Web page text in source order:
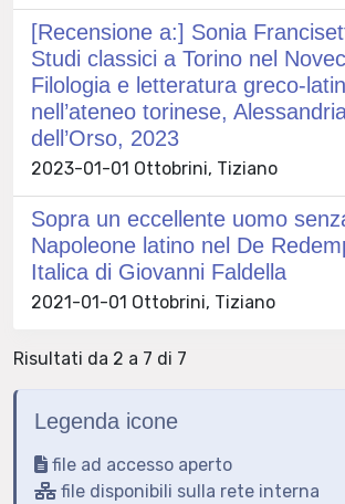
[Recensione a:] Sonia
Studi classici a Torino nel
Filologia e letteratura greco-
nell’ateneo torinese,
dell’Orso, 2023
2023-01-01 Ottobrini, Tiziano
Sopra un eccellente uomo
Napoleone latino nel De
Italica di Giovanni Faldella
2021-01-01 Ottobrini, Tiziano
Risultati da 2 a 7 di 7
Legenda icone
file ad accesso aperto
file disponibili sulla rete interna